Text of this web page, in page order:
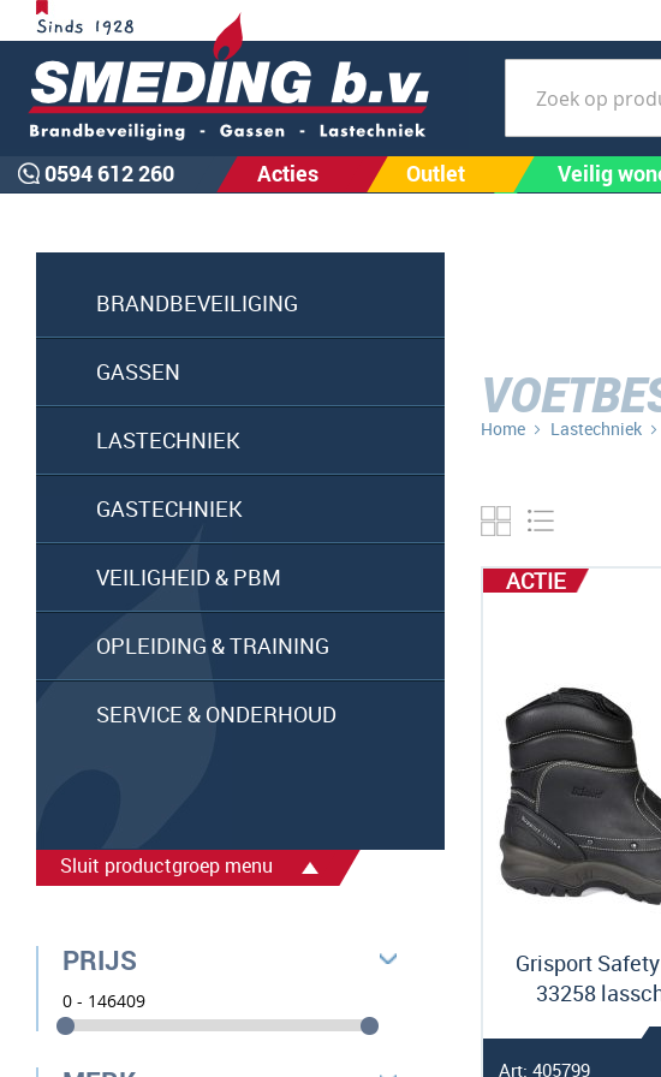
Zoek
0594 612 260 Acties Outlet Veilig
Home Lastechniek
Tonen
als
Foto-
tabel
Lijst
ACTIE
Grisport
33258
Art: 405799
BRANDBEVEILIGING
GASSEN
LASTECHNIEK
GASTECHNIEK
VEILIGHEID & PBM
OPLEIDING & TRAINING
SERVICE & ONDERHOUD
Sluit productgroep menu
PRIJS